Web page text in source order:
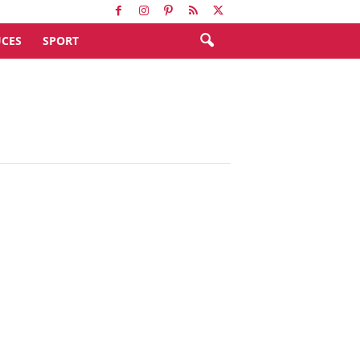
SPORT